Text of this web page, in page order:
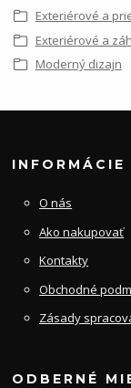
Exteriérové a
Exteriérové a
Moderný dizajn
O nás
Ako nakupovať
Kontakty
Obchodné
Zásady
ODBERNÉ